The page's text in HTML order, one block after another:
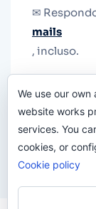
✉
mails
, incluso.
le quiten
We use our
website works
services. You
cookies, or
Cookie policy